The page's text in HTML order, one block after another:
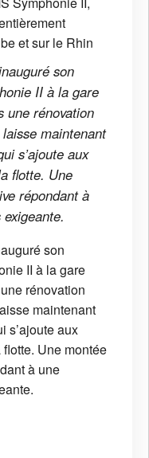
son
II à la gare
une rénovation
maintenant
s’ajoute aux
flotte. Une
répondant à
son
II à la gare
rénovation
maintenant
s’ajoute aux
Une montée
à une